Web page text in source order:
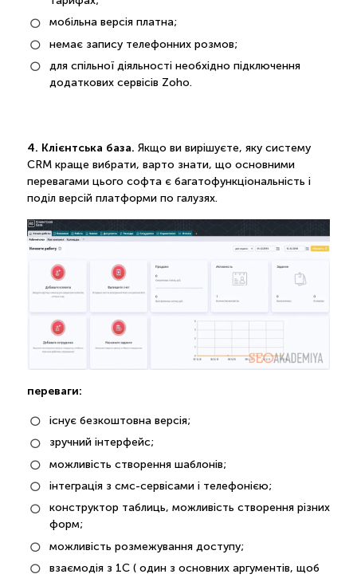
мобільна версія платна;
немає запису телефонних розмов;
для спільної діяльності необхідно підключення
додаткових сервісів Zoho.
4. Клієнтська база. Якщо ви вирішуєте, яку систему
CRM краще вибрати, варто знати, що основними
перевагами цього софта є багатофункціональність і
поділ версій платформи по галузях.
переваги:
існує безкоштовна версія;
зручний інтерфейс;
можливість створення шаблонів;
інтеграція з смс-сервісами і телефонією;
конструктор таблиць, можливість створення різних
форм;
можливість розмежування доступу;
взаємодія з 1С ( один з основних аргументів, щоб